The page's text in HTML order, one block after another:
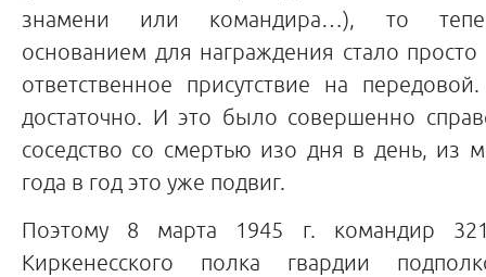
знамени или командира…), то
основанием для награждения стало просто
ответственное присутствие на
достаточно. И это было совершенно
соседство со смертью изо дня в день, из
года в год это уже подвиг.
Поэтому 8 марта 1945 г. командир 321-
Киркенесского полка гвардии